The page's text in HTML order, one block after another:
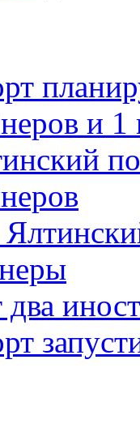
и